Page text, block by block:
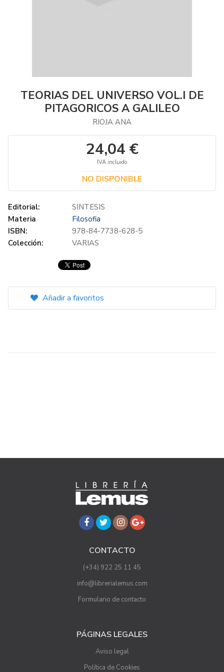
TEORIAS DEL UNIVERSO VOL.I DE
PITAGORICOS A GALILEO
RIOJA ANA
24,04 €
IVA incluido
NO DISPONIBLE
Editorial:
SINTESIS
Materia
Filosofia
ISBN:
978-84-7738-628-5
Colección:
VARIAS
Añadir a favoritos
CONTACTO
(+34) 922 25 11 45
info@librerialemus.com
Formulario de contacto
PÁGINAS LEGALES
Aviso legal
Política de Cookies